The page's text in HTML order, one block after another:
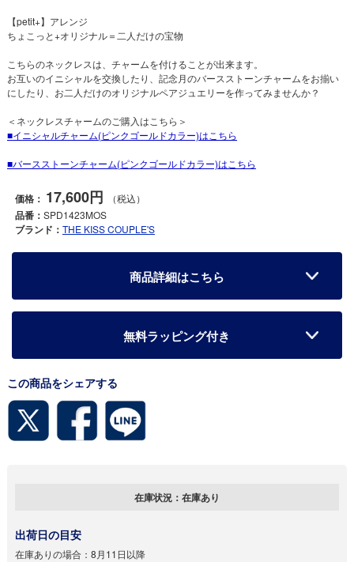
【petit+】アレンジ
ちょこっと+オリジナル＝二人だけの宝物
こちらのネックレスは、チャームを付けることが出来ます。
お互いのイニシャルを交換したり、記念月のバースストーンチャームをお揃い
にしたり、お二人だけのオリジナルペアジュエリーを作ってみませんか？
＜ネックレスチャームのご購入はこちら＞
イニシャルチャーム(ピンクゴールドカラー)はこちら
バースストーンチャーム(ピンクゴールドカラー)はこちら
価格： 17,600円 （税込）
品番： SPD1423MOS
ブランド： THE KISS COUPLE'S
商品詳細はこちら
無料ラッピング付き
この商品をシェアする
在庫状況： 在庫あり
出荷日の目安
在庫ありの場合： 8月11日以降